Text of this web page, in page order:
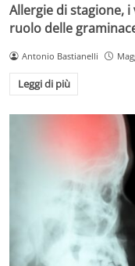
Allergie di stagione,
ruolo delle
Antonio Bastianelli
Leggi di più